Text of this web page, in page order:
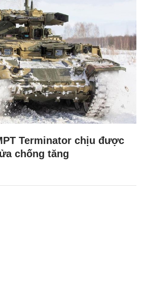
Terminator chịu được
chống tăng